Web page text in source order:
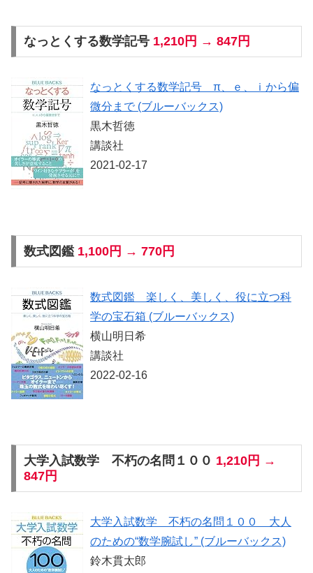
なっとくする数学記号 1,210円 → 847円
なっとくする数学記号 π、ｅ、ｉから偏
微分まで (ブルーバックス)
黒木哲徳
講談社
2021-02-17
数式図鑑 1,100円 → 770円
数式図鑑 楽しく、美しく、役に立つ科
学の宝石箱 (ブルーバックス)
横山明日希
講談社
2022-02-16
大学入試数学 不朽の名問１００ 1,210円 →
847円
大学入試数学 不朽の名問１００ 大人
のための“数学腕試し” (ブルーバックス)
鈴木貫太郎